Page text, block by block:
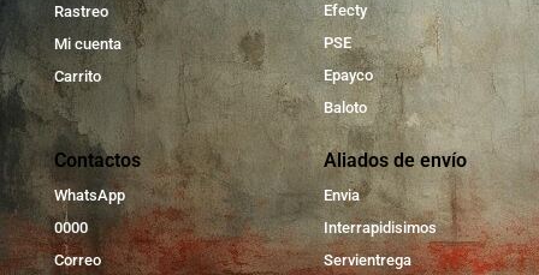
Rastreo
Mi cuenta
Carrito
Efecty
PSE
Epayco
Baloto
Contactos
WhatsApp
0000
Correo
Aliados de envío
Envia
Interrapidisimos
Servientrega